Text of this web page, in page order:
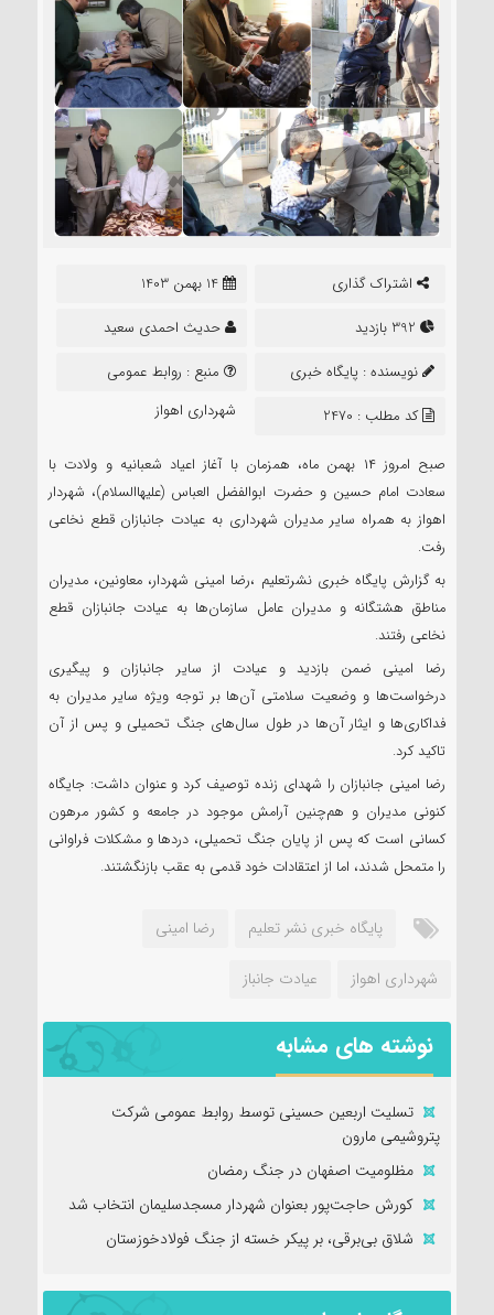
اشتراک گذاری
14 بهمن 1403
حدیث احمدی سعید
نویسنده : پایگاه خبری
نشرتعلیم
منبع : روابط عمومی
شهرداری اهواز
کد مطلب : 2470
صبح امروز ۱۴ بهمن ماه، همزمان با آغاز اعیاد شعبانیه و ولادت با
سعادت امام حسین و حضرت ابوالفضل العباس (علیهاالسلام)، شهردار
اهواز به همراه سایر مدیران شهرداری به عیادت جانبازان قطع نخاعی
رفت.
به گزارش پایگاه خبری نشرتعلیم ،رضا امینی شهردار، معاونین، مدیران
مناطق هشتگانه و مدیران عامل سازمان‌ها به عیادت جانبازان قطع
نخاعی رفتند.
رضا امینی ضمن بازدید و عیادت از سایر جانبازان و پیگیری
درخواست‌ها و وضعیت سلامتی آن‌ها بر توجه ویژه سایر مدیران به
فداکاری‌ها و ایثار آن‌ها در طول سال‌های جنگ تحمیلی و پس از آن
تاکید کرد.
رضا امینی جانبازان را شهدای زنده توصیف کرد و عنوان داشت: جایگاه
کنونی مدیران و هم‌چنین آرامش موجود در جامعه و کشور مرهون
کسانی است که پس از پایان جنگ تحمیلی، دردها و مشکلات فراوانی
را متمحل شدند، اما از اعتقادات خود قدمی به عقب بازنگشتند.
پایگاه خبری نشر تعلیم رضا امینی
شهرداری اهواز عیادت جانباز
نوشته های مشابه
تسلیت اربعین حسینی توسط روابط عمومی شرکت
پتروشیمی مارون
مظلومیت اصفهان در جنگ رمضان
کورش حاجت‌پور بعنوان شهردار مسجدسلیمان انتخاب شد
شلاق‌ بی‌برقی، بر پیکر خسته‌ از جنگ فولادخوزستان